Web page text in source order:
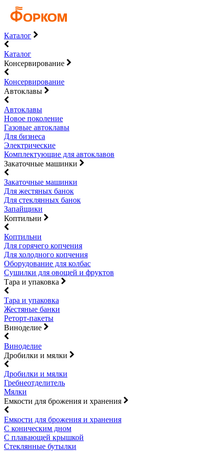
Каталог
Каталог
Консервирование
Консервирование
Автоклавы
Автоклавы
Новое поколение
Газовые автоклавы
Для бизнеса
Электрические
Комплектующие для автоклавов
Закаточные машинки
Закаточные машинки
Для жестяных банок
Для стеклянных банок
Запайщики
Коптильни
Коптильни
Для горячего копчения
Для холодного копчения
Оборудование для колбас
Сушилки для овощей и фруктов
Тара и упаковка
Тара и упаковка
Жестяные банки
Реторт-пакеты
Виноделие
Виноделие
Дробилки и мялки
Дробилки и мялки
Гребнеотделитель
Мялки
Емкости для брожения и хранения
Емкости для брожения и хранения
С коническим дном
С плавающей крышкой
Стеклянные бутылки